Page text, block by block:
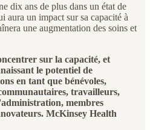
dix ans de plus dans un état de
aura un impact sur sa capacité à
une augmentation des soins et
sur la capacité, et
le potentiel de
en tant que bénévoles,
travailleurs,
membres
McKinsey Health